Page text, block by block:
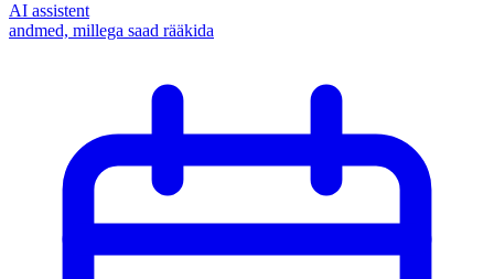
AI assistent
andmed, millega saad rääkida